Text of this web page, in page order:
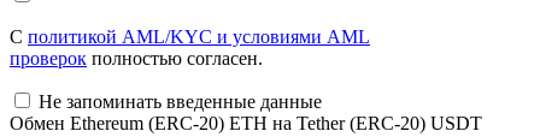
С политикой AML/KYC и условиями AML
проверок полностью согласен.
Не запоминать введенные данные
Обмен Ethereum (ERC-20) ETH на Tether (ERC-20) USDT